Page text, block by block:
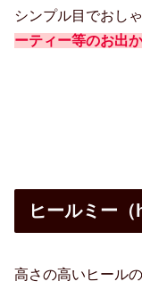
シンプル目でおし
ーティー等のお出
ヒールミー（
高さの高いヒール